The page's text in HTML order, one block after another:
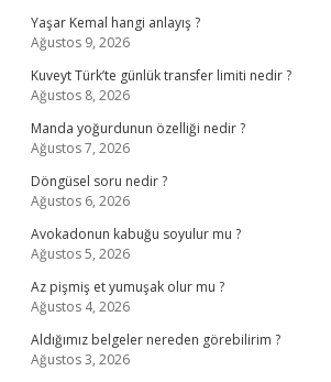
Yaşar Kemal hangi anlayış ?
Ağustos 9, 2026
Kuveyt Türk’te günlük transfer limiti nedir ?
Ağustos 8, 2026
Manda yoğurdunun özelliği nedir ?
Ağustos 7, 2026
Döngüsel soru nedir ?
Ağustos 6, 2026
Avokadonun kabuğu soyulur mu ?
Ağustos 5, 2026
Az pişmiş et yumuşak olur mu ?
Ağustos 4, 2026
Aldığımız belgeler nereden görebilirim ?
Ağustos 3, 2026